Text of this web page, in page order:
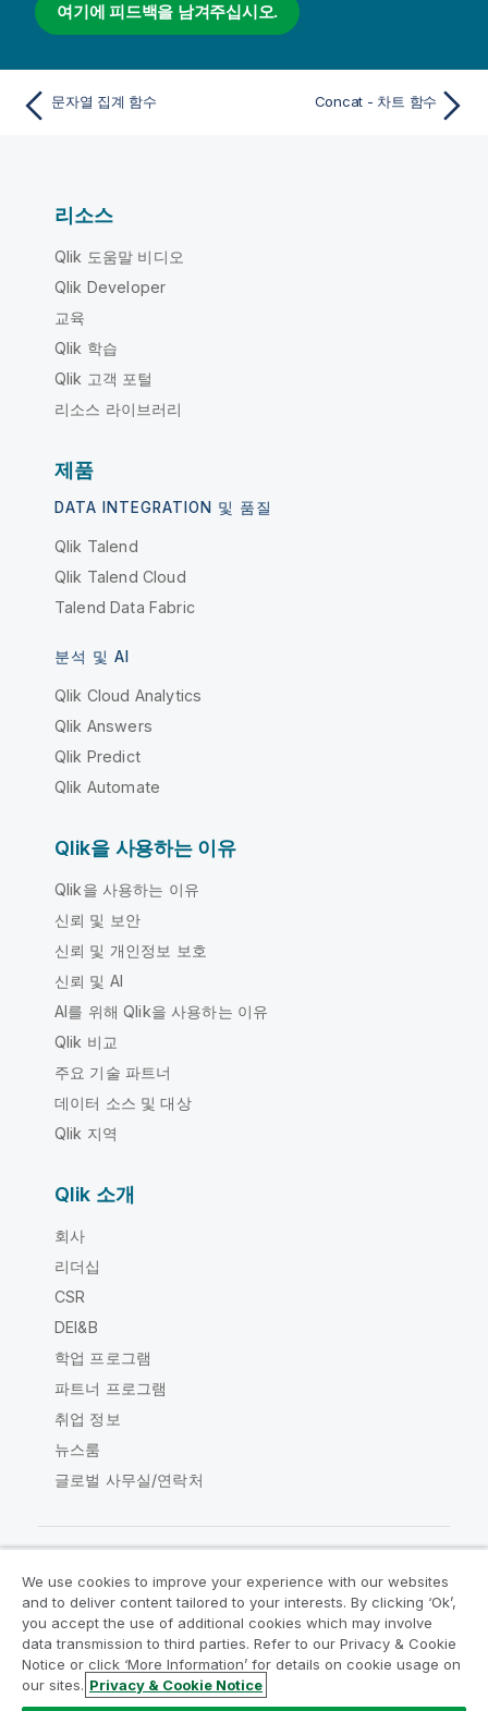
여기에 피드백을 남겨주십시오.
문자열 집계 함수 Concat - 차트 함수
리소스
Qlik 도움말 비디오
Qlik Developer
교육
Qlik 학습
Qlik 고객 포털
리소스 라이브러리
제품
DATA INTEGRATION 및 품질
Qlik Talend
Qlik Talend Cloud
Talend Data Fabric
분석 및 AI
Qlik Cloud Analytics
Qlik Answers
Qlik Predict
Qlik Automate
Qlik을 사용하는 이유
Qlik을 사용하는 이유
신뢰 및 보안
신뢰 및 개인정보 보호
신뢰 및 AI
AI를 위해 Qlik을 사용하는 이유
Qlik 비교
주요 기술 파트너
데이터 소스 및 대상
Qlik 지역
Qlik 소개
회사
리더십
CSR
DEI&B
학업 프로그램
파트너 프로그램
취업 정보
뉴스룸
글로벌 사무실/연락처
Qlik Community
법적 계약 제품 약관
Legal Policies
Legal Policies
사용 약관
We use cookies to improve your experience with our websites
and to deliver content tailored to your interests. By clicking ‘Ok’,
you accept the use of additional cookies which may involve
data transmission to third parties. Refer to our Privacy & Cookie
Notice or click ‘More Information’ for details on cookie usage on
our sites. Privacy & Cookie Notice